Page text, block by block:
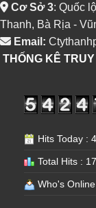
Cơ Sở 3: Quốc
Thanh, Bà Rịa -
Email:
THỐNG KÊ
Hits Today :
Total Hits :
Who's